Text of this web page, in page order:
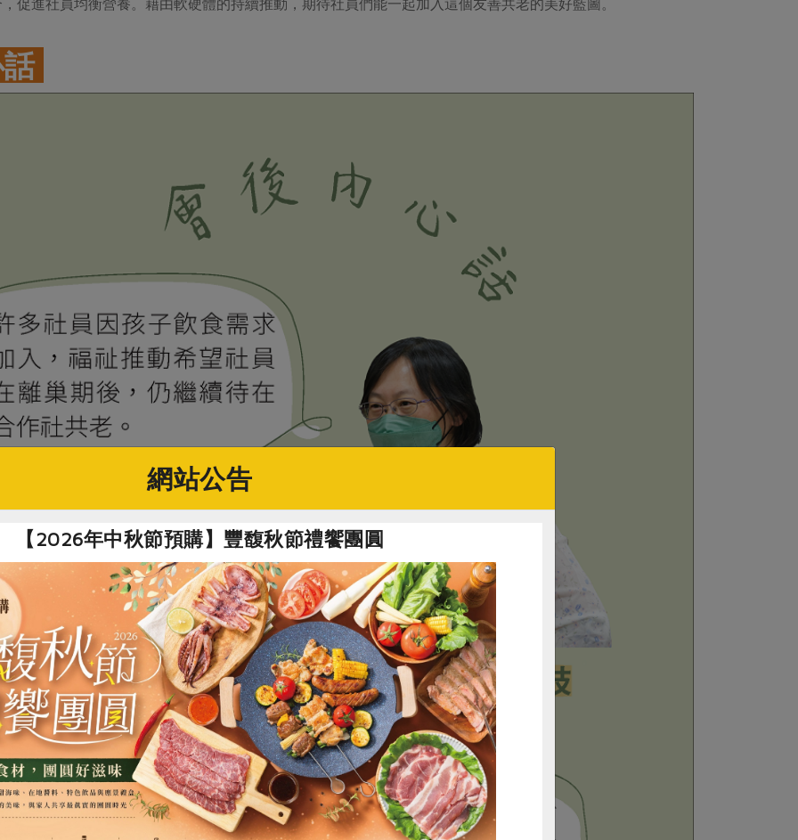
促進社員均衡營養。藉由軟硬體的持續推動，期待社員們能一起加入這個友善共老的美好藍圖。
RPET 食譜 減硝酸鹽 雞蛋 食安 共同購買
網站公告
【2026年中秋節預購】豐馥秋節禮饗團圓